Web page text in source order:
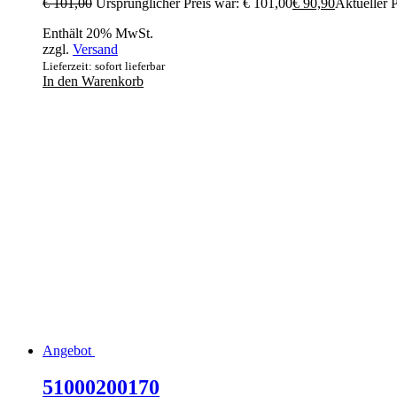
Enthält 20% MwSt.
zzgl. Versand
Lieferzeit: sofort lieferbar
In den Warenkorb
Angebot
51000200170